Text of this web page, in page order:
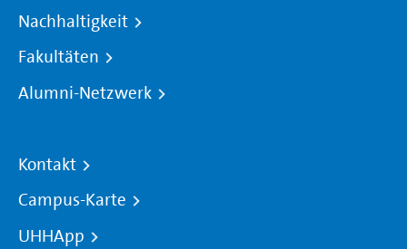
Nachhaltigkeit
Fakultäten
Alumni-Netzwerk
Kontakt
Campus-Karte
UHHApp